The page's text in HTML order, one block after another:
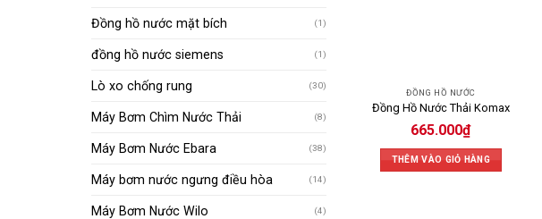
Đồng hồ nước mặt bích (1)
đồng hồ nước siemens (1)
Lò xo chống rung (30)
Máy Bơm Chìm Nước Thải (8)
Máy Bơm Nước Ebara (38)
Máy bơm nước ngưng điều hòa (14)
Máy Bơm Nước Wilo (4)
ĐỒNG HỒ NƯỚC
Đồng Hồ Nước Thải Komax
665.000₫
THÊM VÀO GIỎ HÀNG